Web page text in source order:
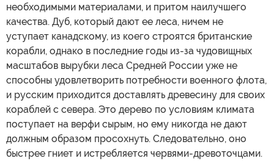
необходимыми материалами, и притом наилучшего
качества. Дуб, который дают ее леса, ничем не
уступает канадскому, из коего строятся британские
корабли, однако в последние годы из-за чудовищных
масштабов вырубки леса Средней России уже не
способны удовлетворить потребности военного флота,
и русским приходится доставлять древесину для своих
кораблей с севера. Это дерево по условиям климата
поступает на верфи сырым, но ему никогда не дают
должным образом просохнуть. Следовательно, оно
быстрее гниет и истребляется червями-древоточцами.